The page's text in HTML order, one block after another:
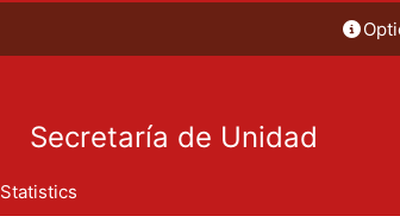
Secretaría de Unidad
Statistics